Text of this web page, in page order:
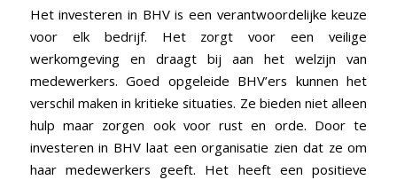
Het investeren in BHV is een verantwoordelijke keuze
voor elk bedrijf. Het zorgt voor een veilige
werkomgeving en draagt bij aan het welzijn van
medewerkers. Goed opgeleide BHV’ers kunnen het
verschil maken in kritieke situaties. Ze bieden niet alleen
hulp maar zorgen ook voor rust en orde. Door te
investeren in BHV laat een organisatie zien dat ze om
haar medewerkers geeft. Het heeft een positieve